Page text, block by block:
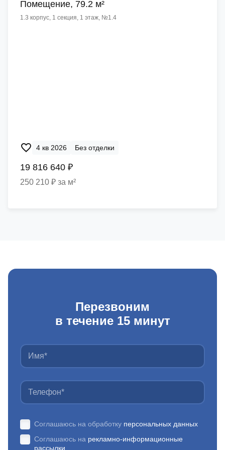
Помещение, 79.2 м²
1.3 корпус, 1 секция, 1 этаж, №1.4
4 кв 2026 Без отделки
19 816 640 ₽
250 210 ₽ за м²
Перезвоним
в течение 15 минут
Соглашаюсь на обработку персональных данных
Соглашаюсь на рекламно-информационные
рассылки